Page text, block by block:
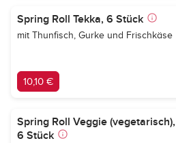
Spring Roll Tekka, 6 Stück
mit Thunfisch, Gurke und Frischkäse
10,10 €
Spring Roll Veggie (vegetarisch),
6 Stück